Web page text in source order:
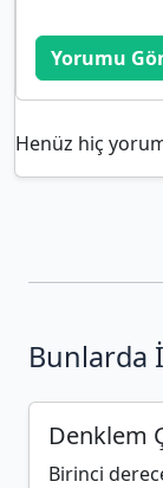
Yorumu
Henüz hiç
Bunlarda
Denklem
Birinci